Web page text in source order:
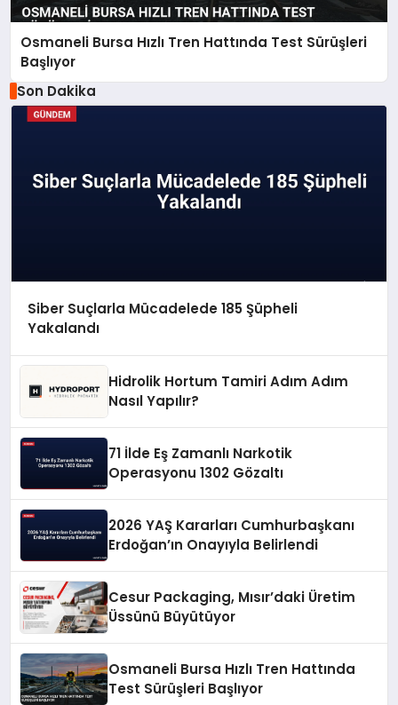
Osmaneli Bursa Hızlı Tren Hattında Test Sürüşleri
Başlıyor
Son Dakika
Siber Suçlarla Mücadelede 185 Şüpheli
Yakalandı
Hidrolik Hortum Tamiri Adım Adım
Nasıl Yapılır?
71 İlde Eş Zamanlı Narkotik
Operasyonu 1302 Gözaltı
2026 YAŞ Kararları Cumhurbaşkanı
Erdoğan’ın Onayıyla Belirlendi
Cesur Packaging, Mısır’daki Üretim
Üssünü Büyütüyor
Osmaneli Bursa Hızlı Tren Hattında
Test Sürüşleri Başlıyor